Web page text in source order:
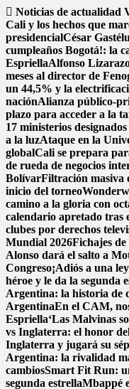
Saltar
al
contenido
Noticias de actualidad
Cali y los hechos que
presidencialCésar
cumpleaños Bogotá!: la
EspriellaAlfonso
meses al director de
un 44,5% y la
naciónAlianza público-
plazo para acceder a la
17 ministerios
a la luzAtaque en la
globalCali se prepara
de rueda de negocios
BolívarFiltración masiva
inicio del torneo
camino a la gloria con
calendario apretado tras
clubes por derechos
Mundial 2026Fichajes
Alonso dará el salto a
Congreso¡Adiós a una
héroe y le da la segunda
Argentina: la historia de
ArgentinaEn el CAM,
Espriella‘Las Malvinas
vs Inglaterra: el honor
Inglaterra y jugará su
Argentina: la rivalidad
cambiosSmart Fit Run:
segunda estrellaMbappé